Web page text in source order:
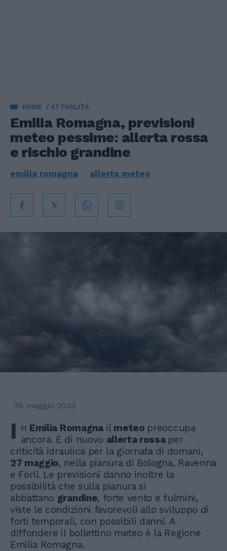
HOME ATTUALITÀ
Emilia Romagna, previsioni
meteo pessime: allerta rossa
e rischio grandine
emilia romagna allerta meteo
26 maggio 2023
I n Emilia Romagnail meteo preoccupa
ancora. È di nuovo allerta rossa per
criticità idraulica per la giornata di domani,
27 maggio, nella pianura di Bologna, Ravenna
e Forlì. Le previsioni danno inoltre la
possibilità che sulla pianura si
abbattano grandine, forte vento e fulmini,
viste le condizioni favorevoli allo sviluppo di
forti temporali, con possibili danni. A
diffondere il bollettino meteo è la Regione
Emilia Romagna.